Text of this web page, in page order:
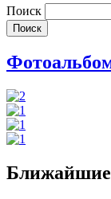
Поиск